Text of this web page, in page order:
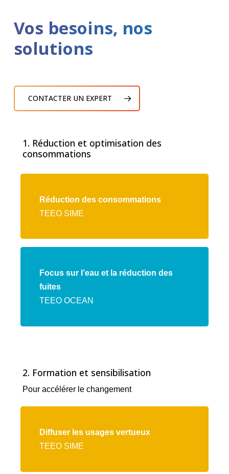
Vos besoins, nos
solutions
CONTACTER UN EXPERT
1. Réduction et optimisation des
consommations
Réduction des consommations
TEEO SIME
l'offre
SIME
Focus sur l’eau et la réduction des
fuites
TEEO OCEAN
l'offre
TEEO
2. Formation et sensibilisation
Pour accélérer le changement
Diffuser les usages vertueux
TEEO SIME
l'offre
SIME